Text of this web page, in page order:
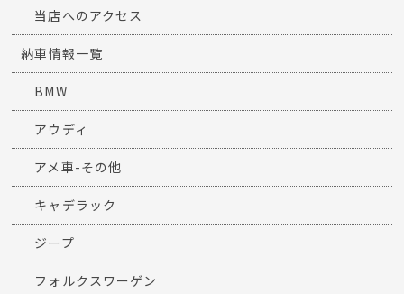
当店へのアクセス
納車情報一覧
BMW
アウディ
アメ車-その他
キャデラック
ジープ
フォルクスワーゲン